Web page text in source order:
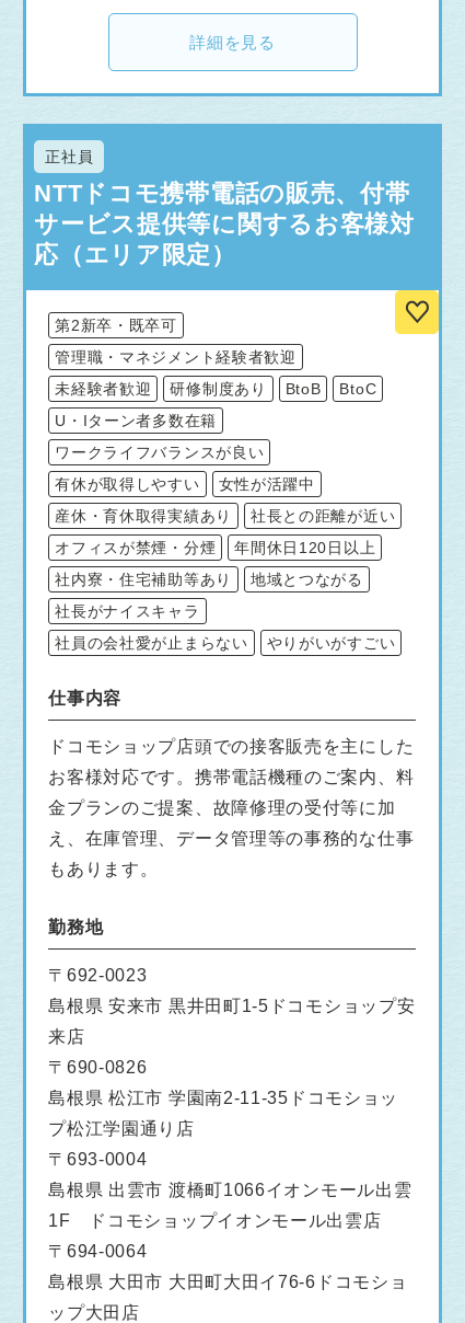
詳細を見る
正社員
NTTドコモ携帯電話の販売、付帯
サービス提供等に関するお客様対
応（エリア限定）
第2新卒・既卒可
管理職・マネジメント経験者歓迎
未経験者歓迎
研修制度あり BtoB
BtoC
U・Iターン者多数在籍
ワークライフバランスが良い
有休が取得しやすい
女性が活躍中
産休・育休取得実績あり
社長との距離が近い
オフィスが禁煙・分煙
年間休日120日以上
社内寮・住宅補助等あり
地域とつながる
社長がナイスキャラ
社員の会社愛が止まらない
やりがいがすごい
仕事内容
ドコモショップ店頭での接客販売を主にした
お客様対応です。携帯電話機種のご案内、料
金プランのご提案、故障修理の受付等に加
え、在庫管理、データ管理等の事務的な仕事
もあります。
勤務地
〒692-0023
島根県 安来市 黒井田町1-5ドコモショップ安
来店
〒690-0826
島根県 松江市 学園南2-11-35ドコモショッ
プ松江学園通り店
〒693-0004
島根県 出雲市 渡橋町1066イオンモール出雲
1F ドコモショップイオンモール出雲店
〒694-0064
島根県 大田市 大田町大田イ76-6ドコモショ
ップ大田店